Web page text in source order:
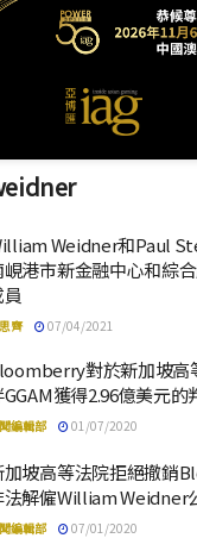
Weidner和Paul
峴港市新金融中心和綜
齊 07/04/2021
對於新加坡高
獲得2.96億美元
編輯部 01/07/2020
加坡高等法院拒絕撤銷
法解僱William Weidner
編輯部 07/01/2020